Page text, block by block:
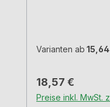
Varianten ab
Regulärer Preis:
18,57 €
Preise inkl. MwSt.